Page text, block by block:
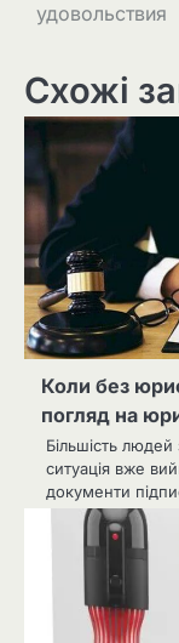
удовольствия
Схожі
Коли без
погляд на
Більшість
ситуація вже
документи